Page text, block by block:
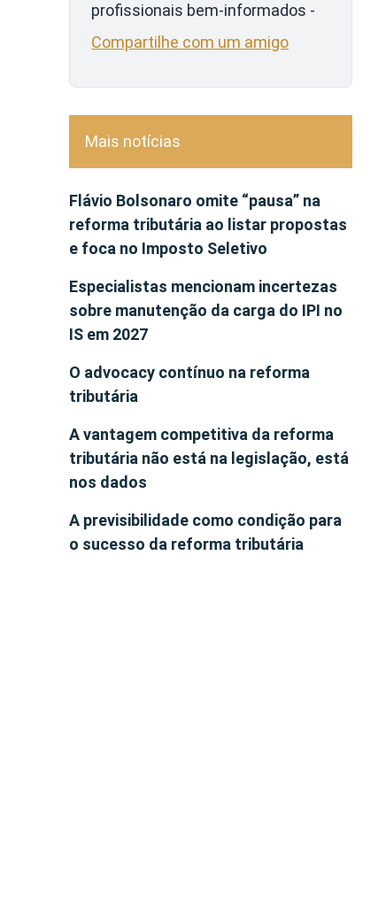
profissionais bem-informados -
Compartilhe com um amigo
Mais notícias
Flávio Bolsonaro omite “pausa” na
reforma tributária ao listar propostas
e foca no Imposto Seletivo
Especialistas mencionam incertezas
sobre manutenção da carga do IPI no
IS em 2027
O advocacy contínuo na reforma
tributária
A vantagem competitiva da reforma
tributária não está na legislação, está
nos dados
A previsibilidade como condição para
o sucesso da reforma tributária